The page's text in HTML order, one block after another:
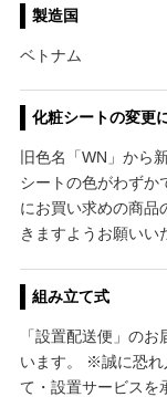
製造国
ベトナム
化粧シートの変更
旧色名「WN」から
シートの色がわずか
にお買い求めの商品
きますようお願いい
組み立て式
「設置配送便」の
います。 ※誠に恐れ
て・設置サービスを